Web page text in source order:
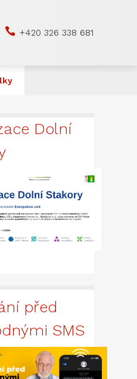
 +420 326 338 681
Dolní
před
SMS